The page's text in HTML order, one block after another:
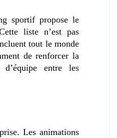
sportif propose le
liste n’est pas
tout le monde
de renforcer la
entre les
Les animations